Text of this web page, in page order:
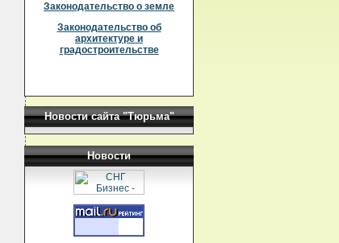
Законодательство о земле
Законодательство об
архитектуре и
градостроительстве
Новости сайта "Тюрьма"
Новости